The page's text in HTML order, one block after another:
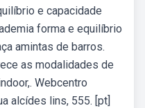
e capacidade
forma e equilíbrio
amintas de barros.
as modalidades de
Webcentro
alcídes lins, 555. [pt]